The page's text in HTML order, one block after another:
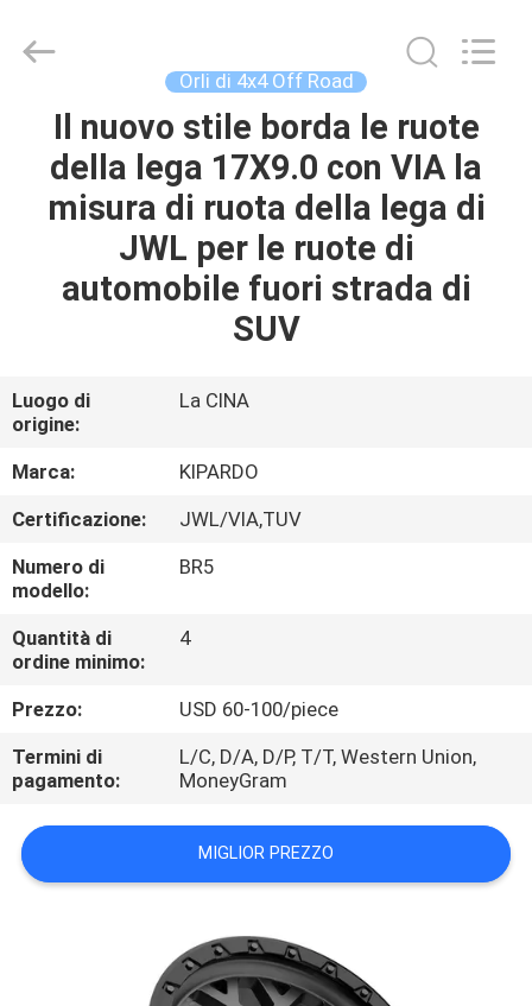
CASA
PRODOTTI
CIRCA
GIRO
DELLA
FABBRICA
CONTROLLO
DI
QUALITÀ
CONTATTICI
RICHIEDA
UNA
CITAZIONE
Rimax
Industry
Orli di 4x4 Off Road
Il nuovo stile borda le ruote
della lega 17X9.0 con VIA la
misura di ruota della lega di
JWL per le ruote di
automobile fuori strada di
SUV
Luogo di
origine:
La CINA
Marca:
KIPARDO
Certificazione:
JWL/VIA,TUV
Numero di
modello:
BR5
Quantità di
ordine minimo:
4
Prezzo:
USD 60-100/piece
Termini di
pagamento:
L/C, D/A, D/P, T/T, Western Union,
MoneyGram
MIGLIOR PREZZO